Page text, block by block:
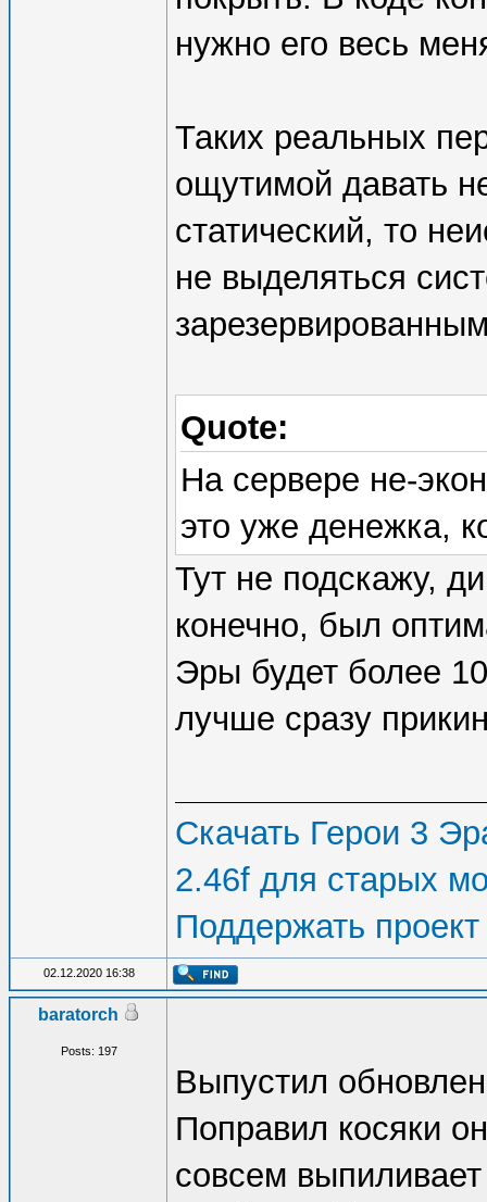
нужно его весь
Таких реальных
ощутимой давать
статический, то
не выделяться
Quote:
На сервере не-
это уже денежка,
Тут не подскажу,
конечно, был
Эры будет более
лучше сразу
Скачать Герои 3
2.46f для старых
Поддержать проект
02.12.2020 16:38
baratorch
Posts: 197
Выпустил
Поправил косяки
совсем